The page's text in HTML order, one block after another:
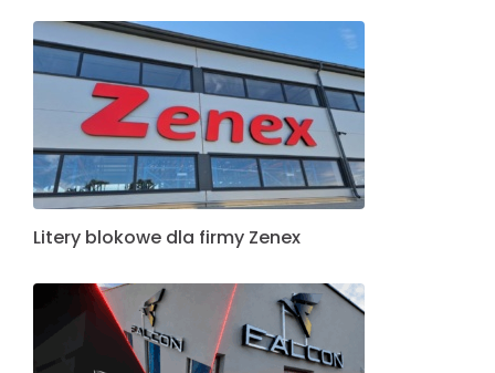
Litery blokowe dla firmy Zenex